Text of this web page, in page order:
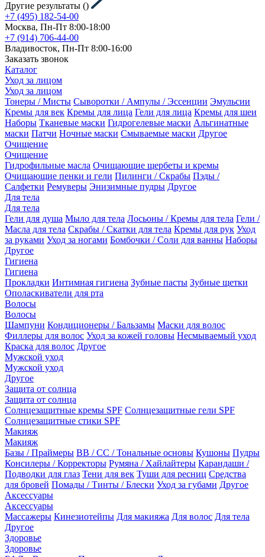
Другие результаты ()
+7 (495) 182-54-00
Москва, Пн-Пт 8:00-18:00
+7 (914) 706-44-00
Владивосток, Пн-Пт 8:00-16:00
Заказать звонок
Каталог
Уход за лицом
Уход за лицом
Тонеры / Мисты Сыворотки / Ампулы / Эссенции Эмульсии
Кремы для век Кремы для лица Гели для лица Кремы для шеи
Наборы Тканевые маски Гидрогелевые маски Альгинатные
маски Патчи Ночные маски Смываемые маски Другое
Очищение
Очищение
Гидрофильные масла Очищающие щербеты и кремы
Очищающие пенки и гели Пилинги / Скрабы Пэды /
Салфетки Ремуверы Энизимные пудры Другое
Для тела
Для тела
Гели для душа Мыло для тела Лосьоны / Кремы для тела Гели /
Масла для тела Скрабы / Скатки для тела Кремы для рук Уход
за руками Уход за ногами Бомбочки / Соли для ванны Наборы
Другое
Гигиена
Гигиена
Прокладки Интимная гигиена Зубные пасты Зубные щетки
Ополаскиватели для рта
Волосы
Волосы
Шампуни Кондиционеры / Бальзамы Маски для волос
Филлеры для волос Уход за кожей головы Несмываемый уход
Краска для волос Другое
Мужской уход
Мужской уход
Другое
Защита от солнца
Защита от солнца
Солнцезащитные кремы SPF Солнцезащитные гели SPF
Солнцезащитные стики SPF
Макияж
Макияж
Базы / Праймеры BB / CC / Тональные основы Кушоны Пудры
Консилеры / Корректоры Румяна / Хайлайтеры Карандаши /
Подводки для глаз Тени для век Туши для ресниц Средства
для бровей Помады / Тинты / Блески Уход за губами Другое
Аксессуары
Аксессуары
Массажеры Кинезиотейпы Для макияжа Для волос Для тела
Другое
Здоровье
Здоровье